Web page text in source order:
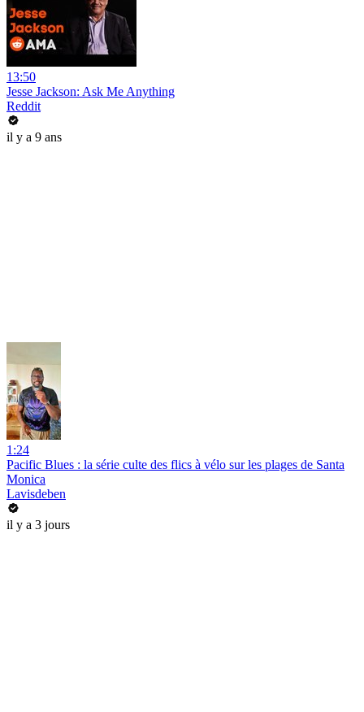
13:50
Jesse Jackson: Ask Me Anything
Reddit
il y a 9 ans
1:24
Pacific Blues : la série culte des flics à vélo sur les plages de Santa
Monica
Lavisdeben
il y a 3 jours